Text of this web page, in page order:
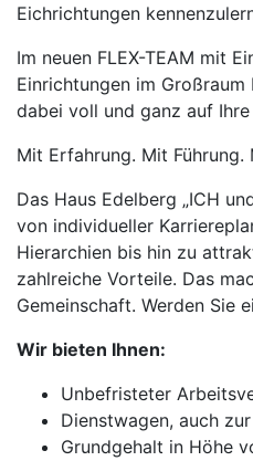
Eichrichtungen
Im neuen FLEX-TEAM mit
Einrichtungen im
dabei voll und ganz auf Ihre
Mit Erfahrung. Mit Führung.
Das Haus Edelberg „ICH
von individueller
Hierarchien bis hin zu
zahlreiche Vorteile. Das
Gemeinschaft. Werden Sie
Wir bieten Ihnen:
Unbefristeter
Dienstwagen, auch
Grundgehalt in Höhe